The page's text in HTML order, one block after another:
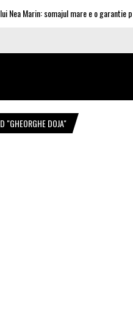
Marin: somajul mare e o garantie
"GHEORGHE DOJA"